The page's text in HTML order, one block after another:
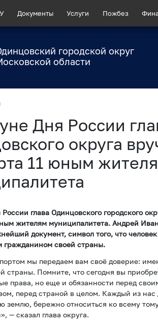
Документы Услуги Пожбез
городской округ
области
Дня России
округа
11 юным
глава Одинцовского городского
жителям муниципалитета. Андрей
документ, символ того, что
гражданином своей страны.
мы передаем вам своё доверие:
страны. Помните, что сегодня вы
права, но еще и обязанности перед
перед страной в целом. Каждый из
землю, бережно относиться ко всему
— сказал глава округа.